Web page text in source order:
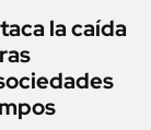
la caída